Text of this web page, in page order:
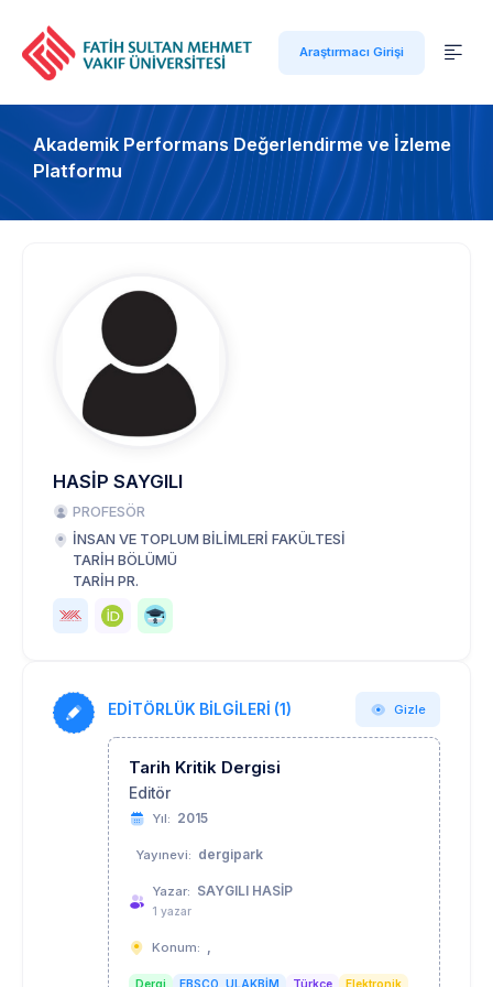
Araştırmacı Girişi
Akademik Performans Değerlendirme ve İzleme
Platformu
HASİP SAYGILI
PROFESÖR
İNSAN VE TOPLUM BİLİMLERİ FAKÜLTESİ
TARİH BÖLÜMÜ
TARİH PR.
EDİTÖRLÜK BİLGİLERİ (1) Gizle
Tarih Kritik Dergisi
Editör
Yıl: 2015
Yayınevi: dergipark
Yazar: SAYGILI HASİP
1 yazar
Konum: ,
Dergi EBSCO, ULAKBİM Türkçe Elektronik